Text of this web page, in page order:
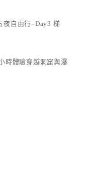
夜自由行–Day3 梯
時體驗穿越洞窟與瀑